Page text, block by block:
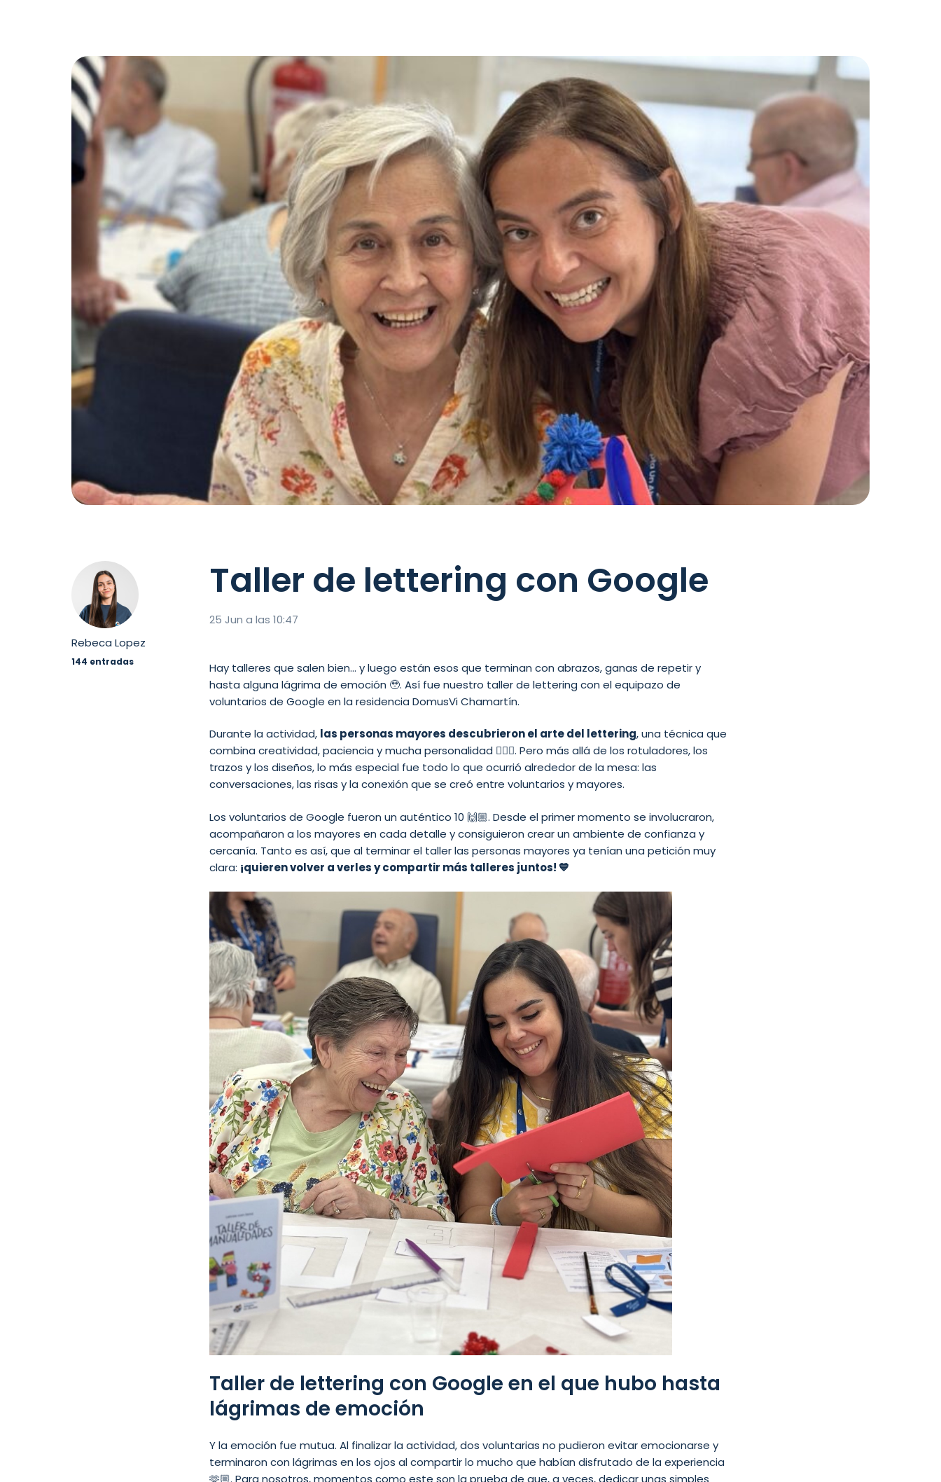
Rebeca Lopez
144 entradas
Taller de lettering con Google
25 Jun a las 10:47
Hay talleres que salen bien… y luego están esos que terminan con abrazos, ganas de repetir y
hasta alguna lágrima de emoción 🥹. Así fue nuestro taller de lettering con el equipazo de
voluntarios de Google en la residencia DomusVi Chamartín.
Durante la actividad, las personas mayores descubrieron el arte del lettering, una técnica que
combina creatividad, paciencia y mucha personalidad ✍🏼🎨. Pero más allá de los rotuladores, los
trazos y los diseños, lo más especial fue todo lo que ocurrió alrededor de la mesa: las
conversaciones, las risas y la conexión que se creó entre voluntarios y mayores.
Los voluntarios de Google fueron un auténtico 10 🙌🏼. Desde el primer momento se involucraron,
acompañaron a los mayores en cada detalle y consiguieron crear un ambiente de confianza y
cercanía. Tanto es así, que al terminar el taller las personas mayores ya tenían una petición muy
clara: ¡quieren volver a verles y compartir más talleres juntos! 💙
Taller de lettering con Google en el que hubo hasta
lágrimas de emoción
Y la emoción fue mutua. Al finalizar la actividad, dos voluntarias no pudieron evitar emocionarse y
terminaron con lágrimas en los ojos al compartir lo mucho que habían disfrutado de la experiencia